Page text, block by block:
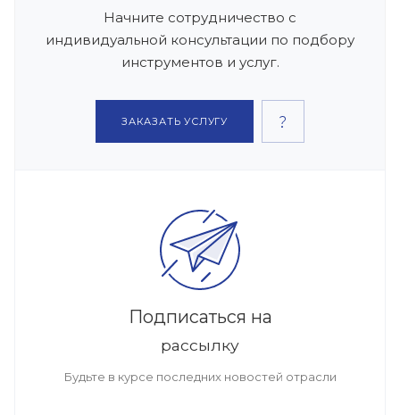
Начните сотрудничество с
индивидуальной консультации по подбору
инструментов и услуг.
ЗАКАЗАТЬ УСЛУГУ
Подписаться на
рассылку
Будьте в курсе последних новостей отрасли